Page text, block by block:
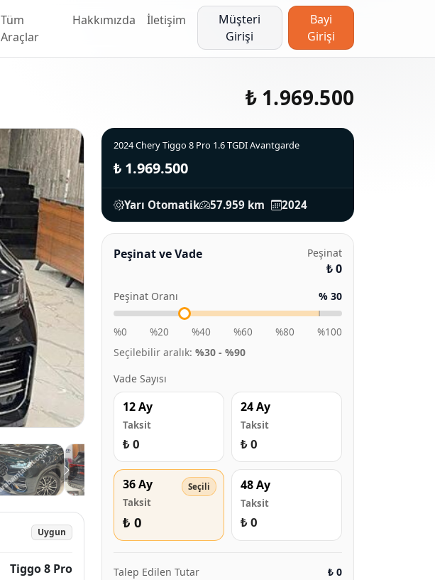
Tüm
Araçlar
Hakkımızda İletişim
Müşteri
Girişi
Bayi
Girişi
₺ 1.969.500
Uygun
Tiggo 8 Pro
2024 Chery Tiggo 8 Pro 1.6 TGDI Avantgarde
₺ 1.969.500
Yarı Otomatik 57.959 km 2024
Peşinat ve Vade Peşinat
₺ 0
Peşinat Oranı % 30
%0 %20 %40 %60 %80
%100
Seçilebilir aralık: %30 - %90
Vade Sayısı
12 Ay
Taksit
₺ 0
24 Ay
Taksit
₺ 0
36 Ay
Taksit
₺ 0
48 Ay
Taksit
₺ 0
Talep Edilen Tutar ₺ 0